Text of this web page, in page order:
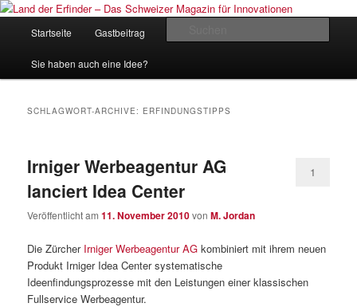
Zum
wechseln
Zum
wechselnLand der Erfinder – Das Schweizer
Startseite Gastbeitrag
Sie haben auch eine Idee?
SCHLAGWORT-ARCHIVE: ERFINDUNGSTIPPS
Irniger Werbeagentur AG
lanciert Idea Center
Veröffentlicht am11. November 2010vonM. Jordan
1
Die Zürcher Irniger Werbeagentur AG kombiniert mit ihrem neuen
Produkt Irniger Idea Center systematische
Ideenfindungsprozesse mit den Leistungen einer klassischen
Fullservice Werbeagentur.